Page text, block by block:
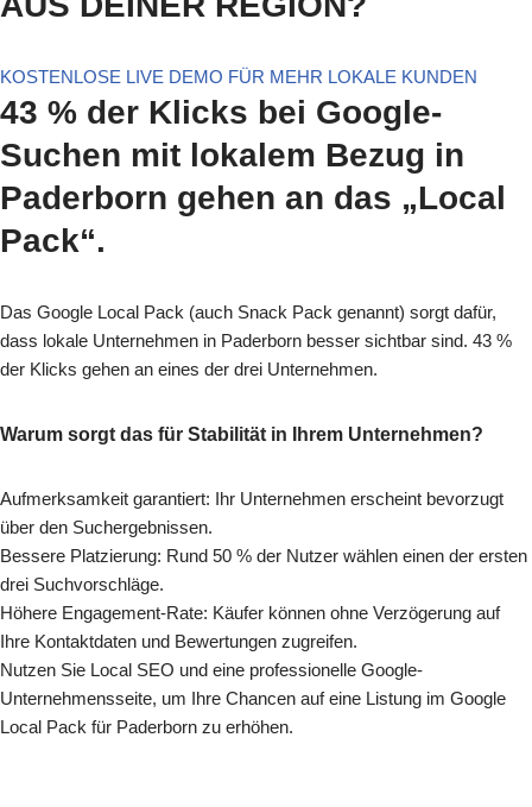
KOSTENLOSE LIVE DEMO FÜR MEHR LOKALE KUNDEN
43 % der Klicks bei Google-
Suchen mit lokalem Bezug in
Paderborn gehen an das „Local
Pack“.
Das Google Local Pack (auch Snack Pack genannt) sorgt dafür,
dass lokale Unternehmen in Paderborn besser sichtbar sind. 43 %
der Klicks gehen an eines der drei Unternehmen.
Warum sorgt das für Stabilität in Ihrem Unternehmen?
Aufmerksamkeit garantiert: Ihr Unternehmen erscheint bevorzugt
über den Suchergebnissen.
Bessere Platzierung: Rund 50 % der Nutzer wählen einen der ersten
drei Suchvorschläge.
Höhere Engagement-Rate: Käufer können ohne Verzögerung auf
Ihre Kontaktdaten und Bewertungen zugreifen.
Nutzen Sie Local SEO und eine professionelle Google-
Unternehmensseite, um Ihre Chancen auf eine Listung im Google
Local Pack für Paderborn zu erhöhen.